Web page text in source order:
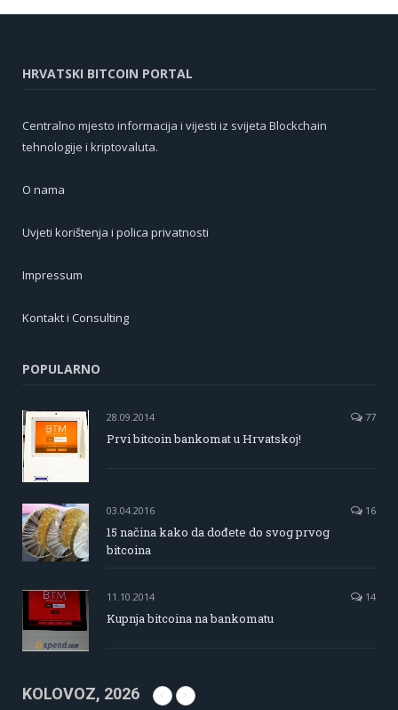
HRVATSKI BITCOIN PORTAL
Centralno mjesto informacija i vijesti iz svijeta Blockchain
tehnologije i kriptovaluta.
O nama
Uvjeti korištenja i polica privatnosti
Impressum
Kontakt i Consulting
POPULARNO
28.09.2014 77
Prvi bitcoin bankomat u Hrvatskoj!
03.04.2016 16
15 načina kako da dođete do svog prvog
bitcoina
11.10.2014 14
Kupnja bitcoina na bankomatu
KOLOVOZ, 2026